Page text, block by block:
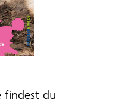
findest du